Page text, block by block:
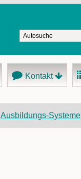
Kontakt
Ausbildungs-Systeme